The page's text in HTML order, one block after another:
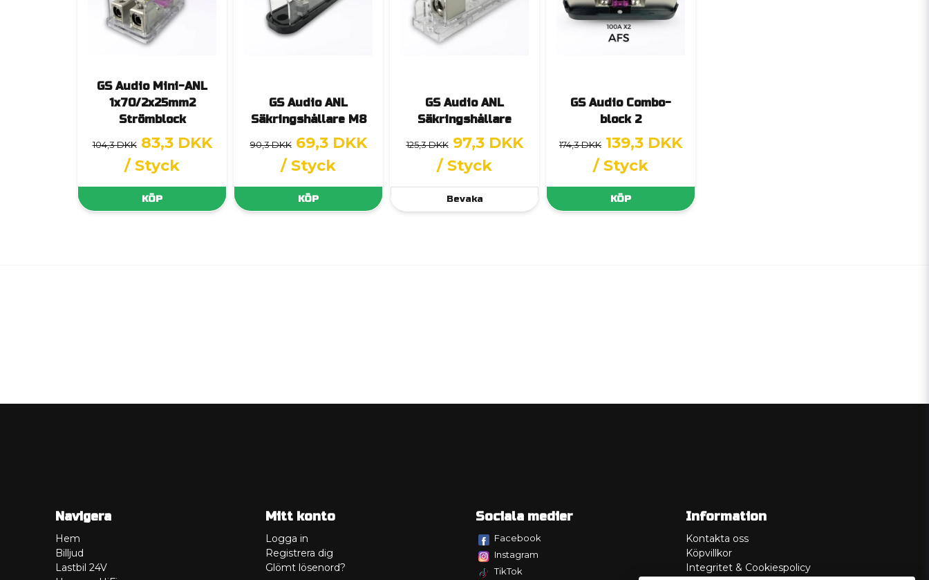
GS Audio Mini-ANL
1x70/2x25mm2
Strömblock
104,3 DKK 83,3 DKK
/ Styck
KÖP
GS Audio ANL
Säkringshållare M8
90,3 DKK 69,3 DKK
/ Styck
KÖP
GS Audio ANL
Säkringshållare
125,3 DKK 97,3 DKK
/ Styck
Bevaka
GS Audio Combo-
block 2
174,3 DKK 139,3 DKK
/ Styck
KÖP
Navigera
Hem
Billjud
Lastbil 24V
Mitt konto
Logga in
Registrera dig
Glömt lösenord?
Sociala medier
Facebook
Instagram
TikTok
Information
Kontakta oss
Köpvillkor
Integritet & Cookiespolicy